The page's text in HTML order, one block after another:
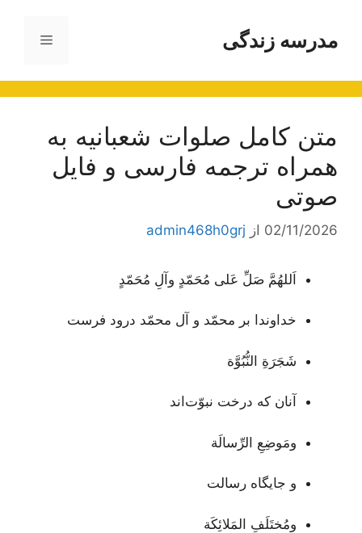
محتوامدرسه زندگی فهرست
متن کامل صلوات شعبانیه به
همراه ترجمه فارسی و فایل
صوتی
02/11/2026 از admin468h0grj
اَللهُمَّ صَلِّ عَلى مُحَمّدٍ وآلِ مُحَمّدٍ
خداوندا بر محمّد و آل محمّد درود فرست
شَجَرَةِ النُّبُوَّة
آنان که درخت نبوّت‌اند
ومَوضِعِ الرِّسالَة
و جایگاه رسالت
ومُختَلَفِ المَلائِكَة